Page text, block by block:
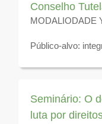
Conselho
MODALIODADE
Público-alvo:
Disponível para
Seminário: O
luta por